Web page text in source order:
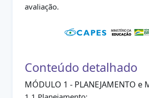
avaliação.
Conteúdo detalhado
MÓDULO 1 - PLANEJAMENTO e